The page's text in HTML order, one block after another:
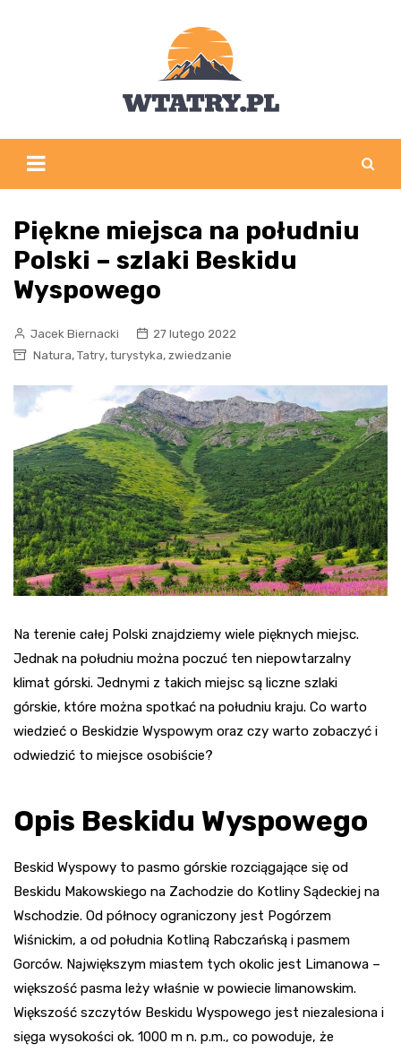
Piękne miejsca na południu
Polski – szlaki Beskidu
Wyspowego
Jacek Biernacki
27 lutego 2022
Natura, Tatry, turystyka, zwiedzanie
Na terenie całej Polski znajdziemy wiele pięknych miejsc.
Jednak na południu można poczuć ten niepowtarzalny
klimat górski. Jednymi z takich miejsc są liczne szlaki
górskie, które można spotkać na południu kraju. Co warto
wiedzieć o Beskidzie Wyspowym oraz czy warto zobaczyć i
odwiedzić to miejsce osobiście?
Opis Beskidu Wyspowego
Beskid Wyspowy to pasmo górskie rozciągające się od
Beskidu Makowskiego na Zachodzie do Kotliny Sądeckiej na
Wschodzie. Od północy ograniczony jest Pogórzem
Wiśnickim, a od południa Kotliną Rabczańską i pasmem
Gorców. Największym miastem tych okolic jest Limanowa –
większość pasma leży właśnie w powiecie limanowskim.
Większość szczytów Beskidu Wyspowego jest niezalesiona i
sięga wysokości ok. 1000 m n. p.m., co powoduje, że